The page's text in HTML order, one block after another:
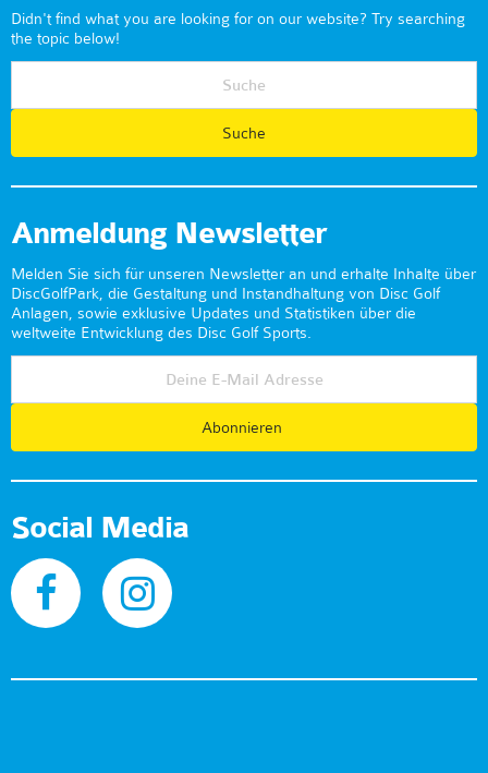
Didn't find what you are looking for on our website? Try searching
the topic below!
Anmeldung Newsletter
Melden Sie sich für unseren Newsletter an und erhalte Inhalte über
DiscGolfPark, die Gestaltung und Instandhaltung von Disc Golf
Anlagen, sowie exklusive Updates und Statistiken über die
weltweite Entwicklung des Disc Golf Sports.
Abonnieren
Social Media